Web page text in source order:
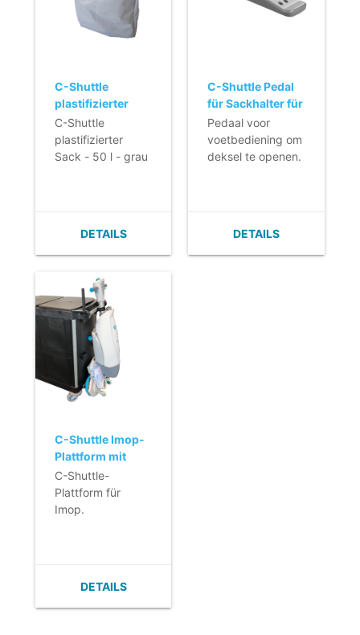
C-Shuttle
plastifizierter
Sack - 50 l - grau
C-Shuttle
plastifizierter
Sack - 50 l - grau
DETAILS
C-Shuttle Pedal
für Sackhalter für
250
Pedaal voor
voetbediening om
deksel te openen.
DETAILS
C-Shuttle Imop-
Plattform mit
Velcro band -
Metall - Grau
C-Shuttle-
Plattform für
Imop.
gefahren werden.
Ein Anheben der
DETAILS